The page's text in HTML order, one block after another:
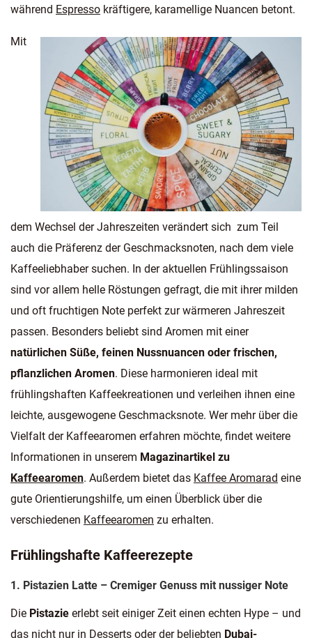
während Espresso kräftigere, karamellige Nuancen betont.
Mit
dem Wechsel der Jahreszeiten verändert sich zum Teil
auch die Präferenz der Geschmacksnoten, nach dem viele
Kaffeeliebhaber suchen. In der aktuellen Frühlingssaison
sind vor allem helle Röstungen gefragt, die mit ihrer milden
und oft fruchtigen Note perfekt zur wärmeren Jahreszeit
passen. Besonders beliebt sind Aromen mit einer
natürlichen Süße, feinen Nussnuancen oder frischen,
pflanzlichen Aromen. Diese harmonieren ideal mit
frühlingshaften Kaffeekreationen und verleihen ihnen eine
leichte, ausgewogene Geschmacksnote. Wer mehr über die
Vielfalt der Kaffeearomen erfahren möchte, findet weitere
Informationen in unserem Magazinartikel zu
Kaffeearomen. Außerdem bietet das Kaffee Aromarad eine
gute Orientierungshilfe, um einen Überblick über die
verschiedenen Kaffeearomen zu erhalten.
Frühlingshafte Kaffeerezepte
1. Pistazien Latte – Cremiger Genuss mit nussiger Note
Die Pistazie erlebt seit einiger Zeit einen echten Hype – und
das nicht nur in Desserts oder der beliebten Dubai-